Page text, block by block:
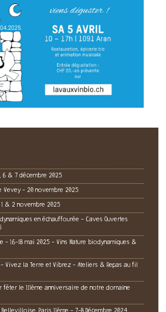
6 & 7 décembre 2025
Vevey - 20 novembre 2025
1 & 2 novembre 2025
en échauffourée - Caves Ouvertes
- 16-18 mai 2025 - Vins Nature biodynamiques &
- Vivez la Terre et Vibrez - Ateliers & Repas au fil
fêter le 111ème anniversaire de notre domaine